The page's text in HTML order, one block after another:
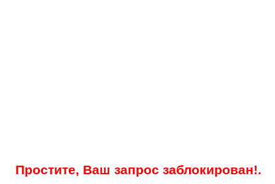
Простите, Ваш запрос заблокирован!.